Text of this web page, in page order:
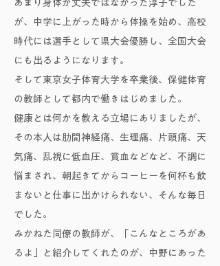
あまり身体が丈夫ではなかった淳子でした
が、中学に上がった時から体操を始め、高校
時代には選手として県大会優勝し、全国大会
にも出るようになります。
そして東京女子体育大学を卒業後、保健体育
の教師として都内で働きはじめました。
健康とは何かを教える立場にありましたが、
その本人は肋間神経痛、生理痛、片頭痛、天
気痛、乱視に低血圧、貧血などなど、不調に
悩まされ、朝起きてからコーヒーを何杯も飲
まないと仕事に出かけられない、そんな毎日
でした。
みかねた同僚の教師が、「こんなところがあ
るよ」と紹介してくれたのが、中野にあった